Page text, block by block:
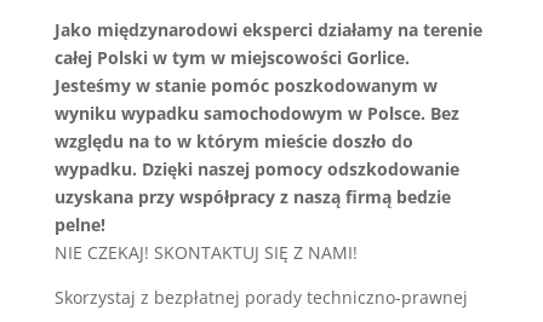
Jako międzynarodowi eksperci działamy na terenie
całej Polski w tym w miejscowości Gorlice.
Jesteśmy w stanie pomóc poszkodowanym w
wyniku wypadku samochodowym w Polsce. Bez
względu na to w którym mieście doszło do
wypadku. Dzięki naszej pomocy odszkodowanie
uzyskana przy współpracy z naszą firmą bedzie
pelne!
NIE CZEKAJ! SKONTAKTUJ SIĘ Z NAMI!
Skorzystaj z bezpłatnej porady techniczno-prawnej